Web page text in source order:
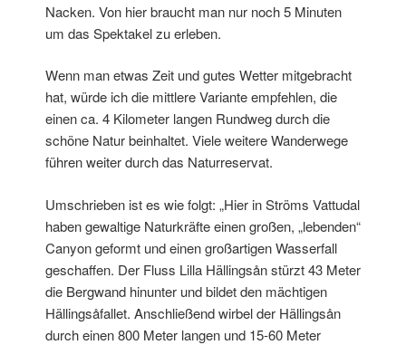
Nacken. Von hier braucht man nur noch 5 Minuten
um das Spektakel zu erleben.
Wenn man etwas Zeit und gutes Wetter mitgebracht
hat, würde ich die mittlere Variante empfehlen, die
einen ca. 4 Kilometer langen Rundweg durch die
schöne Natur beinhaltet. Viele weitere Wanderwege
führen weiter durch das Naturreservat.
Umschrieben ist es wie folgt: „Hier in Ströms Vattudal
haben gewaltige Naturkräfte einen großen, „lebenden“
Canyon geformt und einen großartigen Wasserfall
geschaffen. Der Fluss Lilla Hällingsån stürzt 43 Meter
die Bergwand hinunter und bildet den mächtigen
Hällingsåfallet. Anschließend wirbel der Hällingsån
durch einen 800 Meter langen und 15-60 Meter